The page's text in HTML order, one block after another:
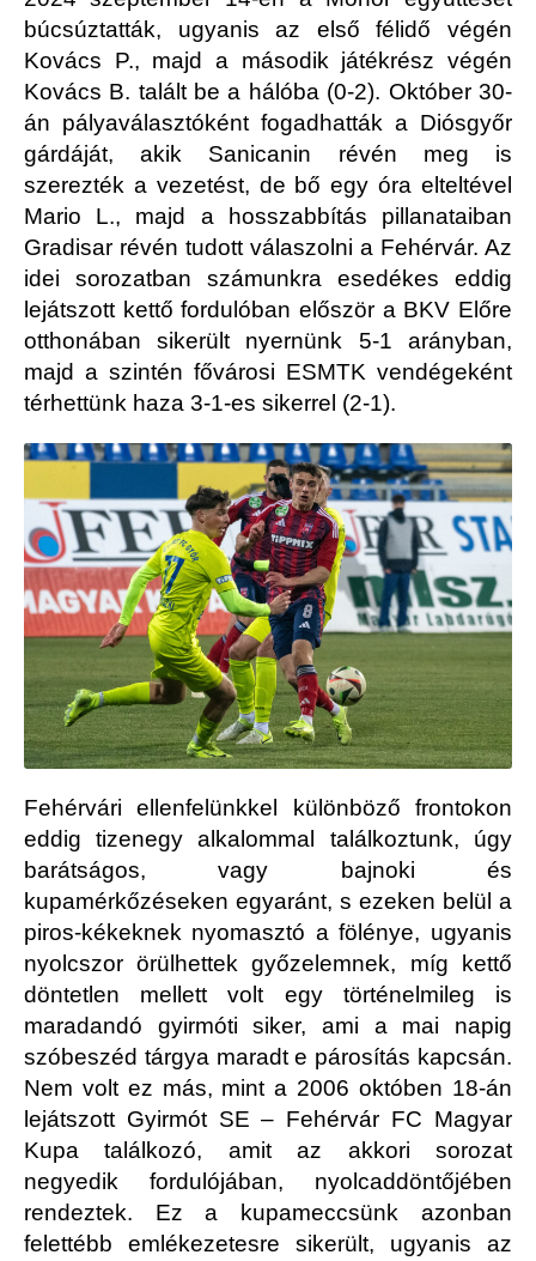
búcsúztatták, ugyanis az első félidő végén
Kovács P., majd a második játékrész végén
Kovács B. talált be a hálóba (0-2). Október 30-
án pályaválasztóként fogadhatták a Diósgyőr
gárdáját, akik Sanicanin révén meg is
szerezték a vezetést, de bő egy óra elteltével
Mario L., majd a hosszabbítás pillanataiban
Gradisar révén tudott válaszolni a Fehérvár. Az
idei sorozatban számunkra esedékes eddig
lejátszott kettő fordulóban először a BKV Előre
otthonában sikerült nyernünk 5-1 arányban,
majd a szintén fővárosi ESMTK vendégeként
térhettünk haza 3-1-es sikerrel (2-1).
Fehérvári ellenfelünkkel különböző frontokon
eddig tizenegy alkalommal találkoztunk, úgy
barátságos, vagy bajnoki és
kupamérkőzéseken egyaránt, s ezeken belül a
piros-kékeknek nyomasztó a fölénye, ugyanis
nyolcszor örülhettek győzelemnek, míg kettő
döntetlen mellett volt egy történelmileg is
maradandó gyirmóti siker, ami a mai napig
szóbeszéd tárgya maradt e párosítás kapcsán.
Nem volt ez más, mint a 2006 októben 18-án
lejátszott Gyirmót SE – Fehérvár FC Magyar
Kupa találkozó, amit az akkori sorozat
negyedik fordulójában, nyolcaddöntőjében
rendeztek. Ez a kupameccsünk azonban
felettébb emlékezetesre sikerült, ugyanis az